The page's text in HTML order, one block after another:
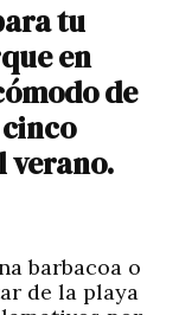
tu
en
de
verano.
barbacoa o
de la playa